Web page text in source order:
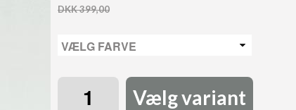
DKK 399,00
Vælg variant